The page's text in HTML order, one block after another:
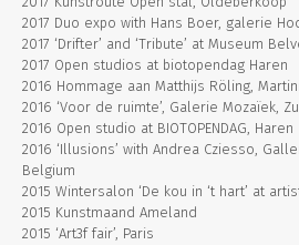
2017 Duo expo with Hans Boer, galerie
2017 ‘Drifter’ and ‘Tribute’ at Museum
2017 Open studios at biotopendag Haren
2016 Hommage aan Matthijs Röling,
2016 ‘Voor de ruimte’, Galerie Mozaïek,
2016 Open studio at BIOTOPENDAG, Haren
2016 ‘Illusions’ with Andrea Cziesso,
Belgium
2015 Wintersalon ‘De kou in ‘t hart’ at
2015 Kunstmaand Ameland
2015 ‘Art3f fair’, Paris